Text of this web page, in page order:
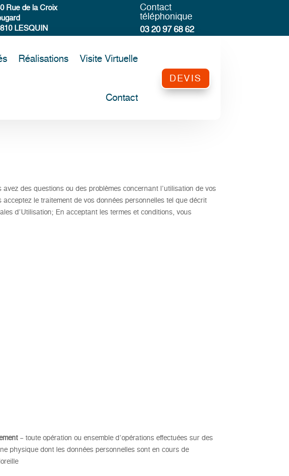
Rue de la Croix
LESQUIN
Contact
téléphonique
03 20 97 68 62
Réalisations Visite Virtuelle
Contact
DEVIS
avez des questions ou des problèmes concernant l’utilisation de vos
le traitement de vos données personnelles tel que décrit
d’Utilisation; En acceptant les termes et conditions, vous
– toute opération ou ensemble d’opérations effectuées sur des
physique dont les données personnelles sont en cours de